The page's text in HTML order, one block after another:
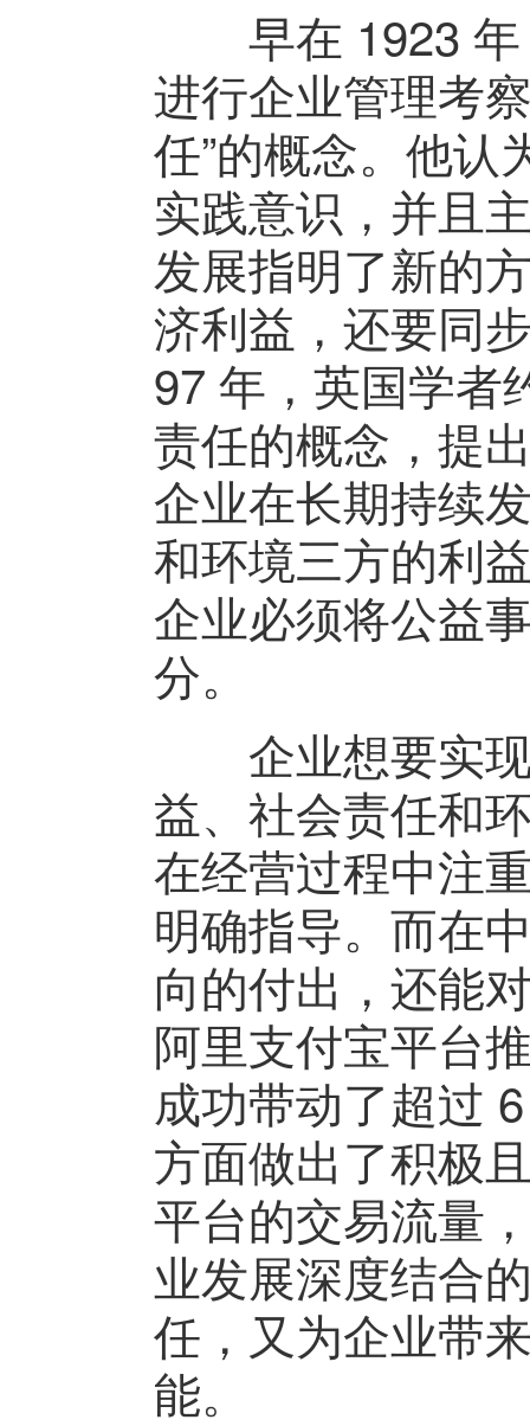
早在 1923 年
进行企业管理考
任”的概念。他认
实践意识，并且
发展指明了新的
济利益，还要同
97 年，英国学者
责任的概念，提
企业在长期持续
和环境三方的利
企业必须将公益
分。
企业想要实现
益、社会责任和
在经营过程中注
明确指导。而在
向的付出，还能
阿里支付宝平台
成功带动了超过
方面做出了积极
平台的交易流量
业发展深度结合
任，又为企业带
能。